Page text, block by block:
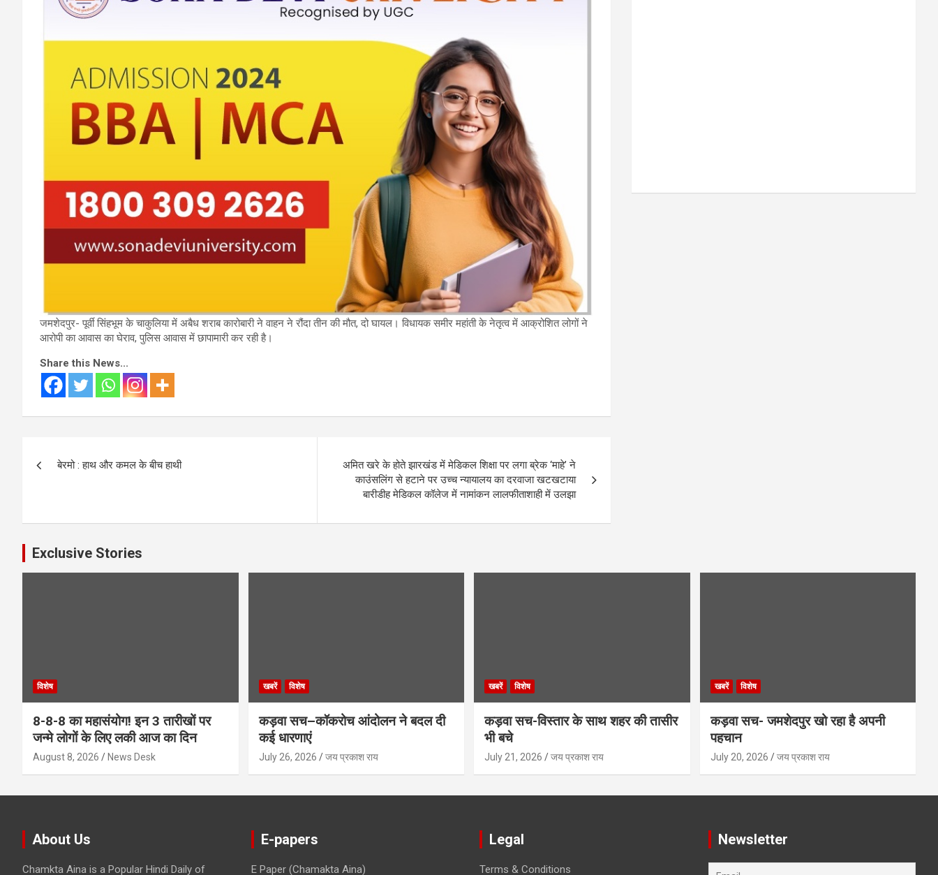
जमशेदपुर- पूर्वी सिंहभूम के चाकुलिया में अबैध शराब कारोबारी ने वाहन ने रौंदा तीन की मौत, दो घायल। विधायक समीर महांती के नेतृत्व में आक्रोशित लोगों ने
आरोपी का आवास का घेराव, पुलिस आवास में छापामारी कर रही है।
Share this News...
बेरमो : हाथ और कमल के बीच हाथी
अमित खरे के होते झारखंड में मेडिकल शिक्षा पर लगा ब्रेक ‘माहे’ ने
काउंसलिंग से हटाने पर उच्च न्यायालय का दरवाजा खटखटाया
बारीडीह मेडिकल कॉलेज में नामांकन लालफीताशाही में उलझा
Exclusive Stories
विशेष
8-8-8 का महासंयोग! इन 3 तारीखों पर
जन्मे लोगों के लिए लकी आज का दिन
August 8, 2026 News Desk
खबरें विशेष
कड़वा सच–कॉकरोच आंदोलन ने बदल दी
कई धारणाएं
July 26, 2026 जय प्रकाश राय
खबरें विशेष
कड़वा सच-विस्तार के साथ शहर की तासीर
भी बचे
July 21, 2026 जय प्रकाश राय
खबरें विशेष
कड़वा सच- जमशेदपुर खो रहा है अपनी
पहचान
July 20, 2026 जय प्रकाश राय
About Us
Chamkta Aina is a Popular Hindi Daily of
E-papers
E Paper (Chamakta Aina)
Legal
Terms & Conditions
Newsletter